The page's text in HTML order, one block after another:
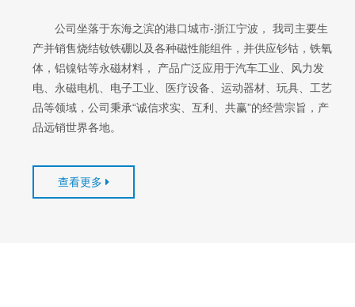
公司坐落于东海之滨的港口城市-浙江宁波， 我司主要生
产并销售烧结钕铁硼以及各种磁性能组件，并供应钐钴，铁氧
体，铝镍钴等永磁材料， 产品广泛应用于汽车工业、风力发
电、永磁电机、电子工业、医疗设备、运动器材、玩具、工艺
品等领域，公司秉承“诚信求实、互利、共赢”的经营宗旨，产
品远销世界各地。
查看更多